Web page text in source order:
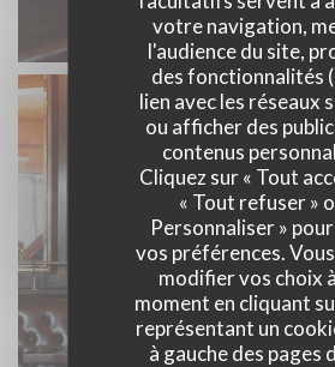
votre navigation,
l'audience du site,
des fonctionnalités
lien avec les réseaux
ou afficher des
contenus
Cliquez sur « Tout
« Tout refuser »
Personnaliser »
vos préférences.
modifier vos choix
moment en cliquant
représentant un
à gauche des pages